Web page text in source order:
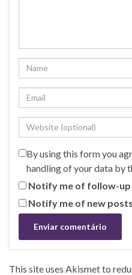
By using this form you
handling of your data by
Notify me of follow-up
Notify me of new
This site uses Akismet to